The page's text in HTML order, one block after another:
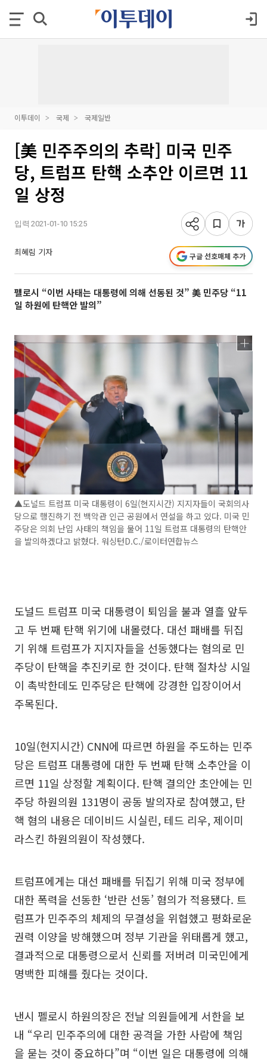
이투데이 국제 국제일반
[美 민주주의의 추락] 미국 민주
당, 트럼프 탄핵 소추안 이르면 11
일 상정
입력 2021-01-10 15:25
최혜림 기자 구글 선호매체 추가
펠로시 “이번 사태는 대통령에 의해 선동된 것” 美 민주당 “11
일 하원에 탄핵안 발의”
▲도널드 트럼프 미국 대통령이 6일(현지시간) 지지자들이 국회의사
당으로 행진하기 전 백악관 인근 공원에서 연설을 하고 있다. 미국 민
주당은 의회 난입 사태의 책임을 물어 11일 트럼프 대통령의 탄핵안
을 발의하겠다고 밝혔다. 워싱턴D.C./로이터연합뉴스
도널드 트럼프 미국 대통령이 퇴임을 불과 열흘 앞두
고 두 번째 탄핵 위기에 내몰렸다. 대선 패배를 뒤집
기 위해 트럼프가 지지자들을 선동했다는 혐의로 민
주당이 탄핵을 추진키로 한 것이다. 탄핵 절차상 시일
이 촉박한데도 민주당은 탄핵에 강경한 입장이어서
주목된다.
10일(현지시간) CNN에 따르면 하원을 주도하는 민주
당은 트럼프 대통령에 대한 두 번째 탄핵 소추안을 이
르면 11일 상정할 계획이다. 탄핵 결의안 초안에는 민
주당 하원의원 131명이 공동 발의자로 참여했고, 탄
핵 혐의 내용은 데이비드 시실린, 테드 리우, 제이미
라스킨 하원의원이 작성했다.
트럼프에게는 대선 패배를 뒤집기 위해 미국 정부에
대한 폭력을 선동한 ‘반란 선동’ 혐의가 적용됐다. 트
럼프가 민주주의 체제의 무결성을 위협했고 평화로운
권력 이양을 방해했으며 정부 기관을 위태롭게 했고,
결과적으로 대통령으로서 신뢰를 저버려 미국민에게
명백한 피해를 줬다는 것이다.
낸시 펠로시 하원의장은 전날 의원들에게 서한을 보
내 “우리 민주주의에 대한 공격을 가한 사람에 책임
을 묻는 것이 중요하다”며 “이번 일은 대통령에 의해